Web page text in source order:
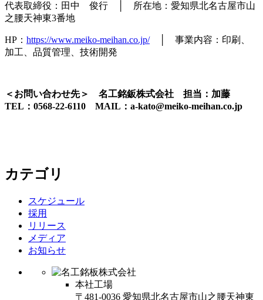
代表取締役：田中 俊行 │ 所在地：愛知県北名古屋市山
之腰天神東3番地
HP： https://www.meiko-meihan.co.jp/│ 事業内容：印刷、
加工、品質管理、技術開発
＜お問い合わせ先＞ 名工銘鈑株式会社 担当：加藤
TEL：0568-22-6110 MAIL：a-kato@meiko-meihan.co.jp
カテゴリ
スケジュール
採用
リリース
メディア
お知らせ
本社工場
〒481-0036 愛知県北名古屋市山之腰天神東